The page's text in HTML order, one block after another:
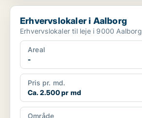
Erhvervslokaler i Aalborg
Erhvervslokaler i Aalborg
Erhvervslokaler til leje i 9000 Aalborg
Areal
-
Pris pr. md.
Ca. 2.500 pr md
Område